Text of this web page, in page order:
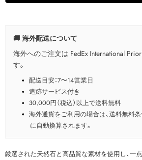
🚚 海外配送について
海外へのご注文は FedEx International
す。
配送目安：7〜14営業日
追跡サービス付き
30,000円（税込）以上で送料無料
海外通貨をご利用の場合は、送料無料
に自動換算されます。
厳選された天然石と高品質な素材を使用し、一